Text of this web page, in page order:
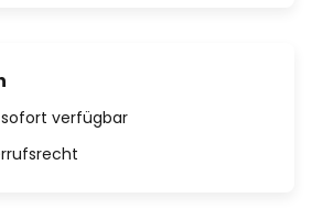
sofort verfügbar